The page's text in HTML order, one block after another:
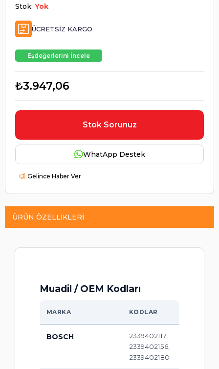
Stok: Yok
ÜCRETSIZ KARGO
Eşdeğerlerini İncele
₺3.947,06
Stok Sorunuz
WhatApp Destek
Gelince Haber Ver
ÜRÜN ÖZELLIKLERI
Muadil / OEM Kodları
MARKA KODLAR
BOSCH
2339402117,
2339402156,
2339402180